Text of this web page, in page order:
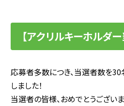
【アクリルキーホルダー
応募者多数につき、当選者数を
しました！
当選者の皆様、おめでとうございま